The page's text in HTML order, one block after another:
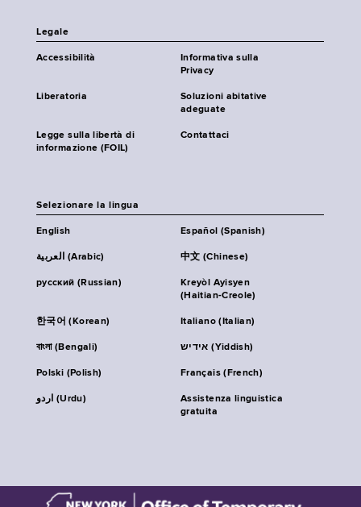
Legale
Accessibilità
Informativa sulla
Privacy
Liberatoria
Soluzioni abitative
adeguate
Legge sulla libertà di
informazione (FOIL)
Contattaci
Selezionare la lingua
English Español (Spanish)
العربية (Arabic) 中文 (Chinese)
русский (Russian)
Kreyòl Ayisyen
(Haitian-Creole)
한국어 (Korean) Italiano (Italian)
বাংলা (Bengali) אידיש (Yiddish)
Polski (Polish) Français (French)
اردو (Urdu)
Assistenza linguistica
gratuita